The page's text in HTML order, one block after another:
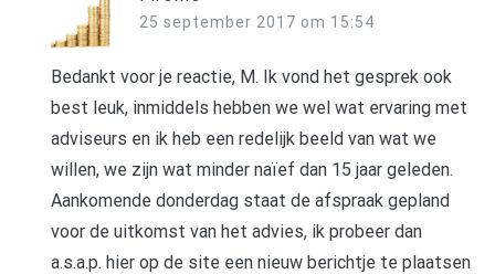
25 september 2017 om 15:54
Bedankt voor je reactie, M. Ik vond het gesprek ook
best leuk, inmiddels hebben we wel wat ervaring met
adviseurs en ik heb een redelijk beeld van wat we
willen, we zijn wat minder naïef dan 15 jaar geleden.
Aankomende donderdag staat de afspraak gepland
voor de uitkomst van het advies, ik probeer dan
a.s.a.p. hier op de site een nieuw berichtje te plaatsen